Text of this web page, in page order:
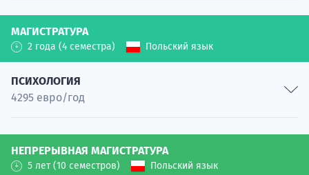
Современная культура
Специальность
МАГИСТРАТУРА
2 года (4 семестра) Польский язык
ПСИХОЛОГИЯ
4295 евро/год
Практическая социальная психология
Специальность
НЕПРЕРЫВНАЯ МАГИСТРАТУРА
5 лет (10 семестров) Польский язык